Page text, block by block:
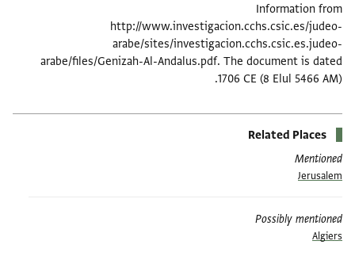
Information from
http://www.investigacion.cchs.csic.es/judeo-
arabe/sites/investigacion.cchs.csic.es.judeo-
arabe/files/Genizah-Al-Andalus.pdf. The document is dated
1706 CE (8 Elul 5466 AM).
Related Places
Mentioned
Jerusalem
Possibly mentioned
Algiers